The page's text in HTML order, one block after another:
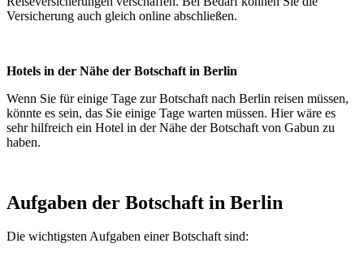
Versicherung auch gleich online abschließen.
Hotels in der Nähe der Botschaft in Berlin
Wenn Sie für einige Tage zur Botschaft nach Berlin reisen müssen,
könnte es sein, das Sie einige Tage warten müssen. Hier wäre es
sehr hilfreich ein Hotel in der Nähe der Botschaft von Gabun zu
haben.
Aufgaben der Botschaft in Berlin
Die wichtigsten Aufgaben einer Botschaft sind: